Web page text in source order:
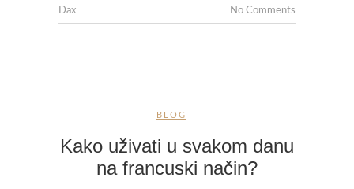
Dax No Comments
BLOG
Kako uživati u svakom danu
na francuski način?